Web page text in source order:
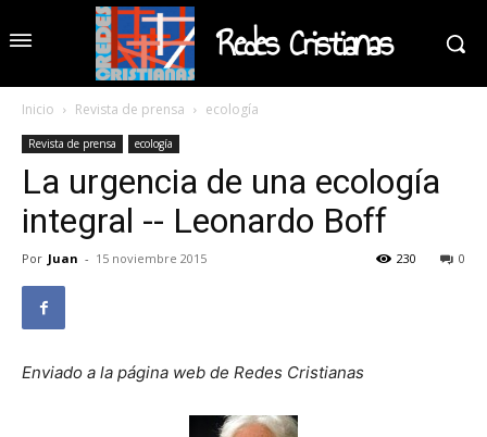
Redes Cristianas
Inicio Revista de prensa ecología
Revista de prensa ecología
La urgencia de una ecología
integral -- Leonardo Boff
Por Juan - 15 noviembre 2015 0
230
Enviado a la página web de Redes Cristianas